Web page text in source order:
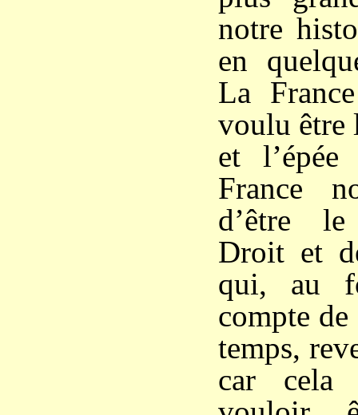
notre
en
La
voulu être
et
France
d’être
Droit et
qui, au
compte
temps,
car cela